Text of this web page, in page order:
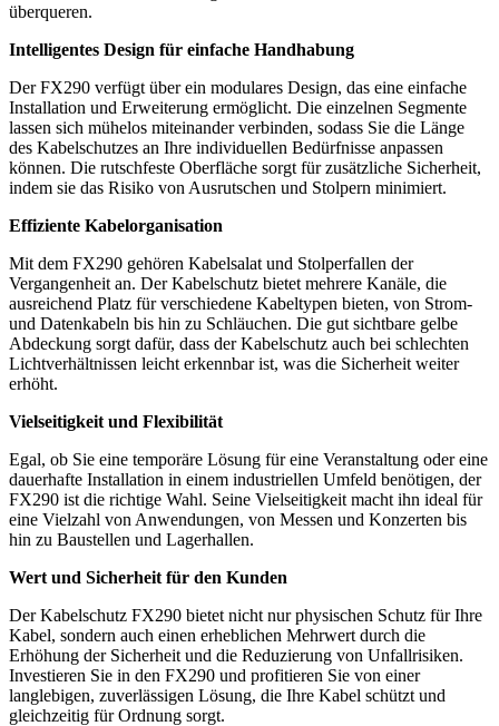
überqueren.
Intelligentes Design für einfache Handhabung
Der FX290 verfügt über ein modulares Design, das eine einfache
Installation und Erweiterung ermöglicht. Die einzelnen Segmente
lassen sich mühelos miteinander verbinden, sodass Sie die Länge
des Kabelschutzes an Ihre individuellen Bedürfnisse anpassen
können. Die rutschfeste Oberfläche sorgt für zusätzliche Sicherheit,
indem sie das Risiko von Ausrutschen und Stolpern minimiert.
Effiziente Kabelorganisation
Mit dem FX290 gehören Kabelsalat und Stolperfallen der
Vergangenheit an. Der Kabelschutz bietet mehrere Kanäle, die
ausreichend Platz für verschiedene Kabeltypen bieten, von Strom-
und Datenkabeln bis hin zu Schläuchen. Die gut sichtbare gelbe
Abdeckung sorgt dafür, dass der Kabelschutz auch bei schlechten
Lichtverhältnissen leicht erkennbar ist, was die Sicherheit weiter
erhöht.
Vielseitigkeit und Flexibilität
Egal, ob Sie eine temporäre Lösung für eine Veranstaltung oder eine
dauerhafte Installation in einem industriellen Umfeld benötigen, der
FX290 ist die richtige Wahl. Seine Vielseitigkeit macht ihn ideal für
eine Vielzahl von Anwendungen, von Messen und Konzerten bis
hin zu Baustellen und Lagerhallen.
Wert und Sicherheit für den Kunden
Der Kabelschutz FX290 bietet nicht nur physischen Schutz für Ihre
Kabel, sondern auch einen erheblichen Mehrwert durch die
Erhöhung der Sicherheit und die Reduzierung von Unfallrisiken.
Investieren Sie in den FX290 und profitieren Sie von einer
langlebigen, zuverlässigen Lösung, die Ihre Kabel schützt und
gleichzeitig für Ordnung sorgt.